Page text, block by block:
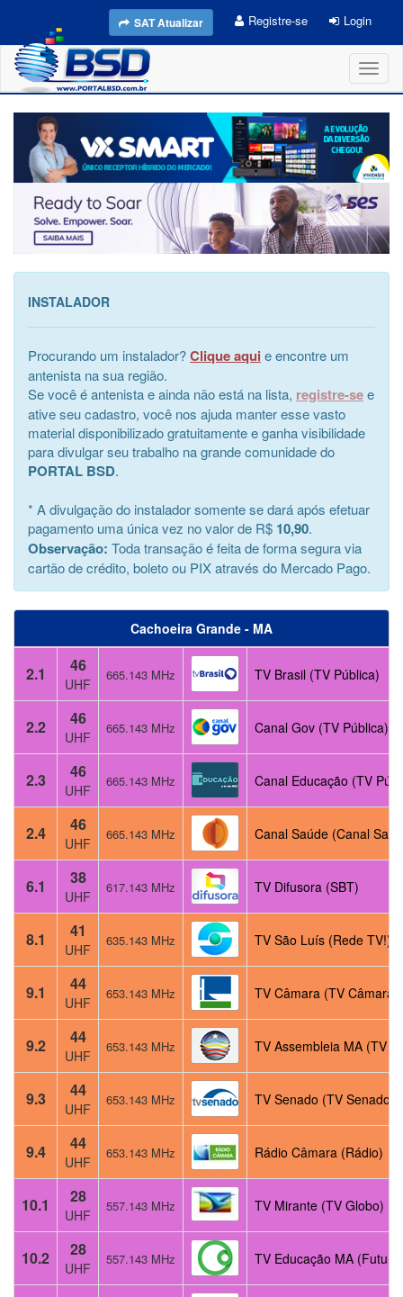
SAT Atualizar Registre-se Login
INSTALADOR
Procurando um instalador?Clique aqui e encontre um
antenista na sua região.
Se você é antenista e ainda não está na lista, registre-see
ative seu cadastro, você nos ajuda manter esse vasto
material disponibilizado gratuitamente e ganha visibilidade
para divulgar seu trabalho na grande comunidade do
PORTAL BSD.
* A divulgação do instalador somente se dará após efetuar
pagamento uma única vez no valor de R$ 10,90.
Observação: Toda transação é feita de forma segura via
cartão de crédito, boleto ou PIX através do Mercado Pago.
Cachoeira Grande - MA
2.1 46
UHF
665.143 MHz TV Brasil (TV Pública)
2.2 46
UHF
665.143 MHz Canal Gov (TV Pública)
2.3 46
UHF
665.143 MHz Canal Educação (TV
2.4 46
UHF
665.143 MHz Canal Saúde (Canal
6.1 38
UHF
617.143 MHz TV Difusora (SBT)
8.1 41
UHF
635.143 MHz TV São Luís (Rede TV!)
9.1 44
UHF
653.143 MHz TV Câmara (TV Câmara)
9.2 44
UHF
653.143 MHz TV Assembleia MA (TV
9.3 44
UHF
653.143 MHz TV Senado (TV Senado)
9.4 44
UHF
653.143 MHz Rádio Câmara (Rádio)
10.1 28
UHF
557.143 MHz TV Mirante (TV Globo)
10.2 28
UHF
557.143 MHz TV Educação MA (Futura)